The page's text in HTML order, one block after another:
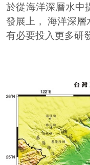
於從海洋深層水中
發展上， 海洋深層
有必要投入更多研